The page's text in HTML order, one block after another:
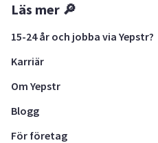
Läs mer 🔎
15-24 år och jobba via Yepstr?
Karriär
Om Yepstr
Blogg
För företag